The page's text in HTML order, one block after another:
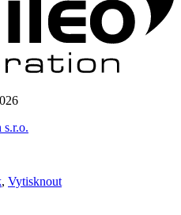
s.r.o.
, Vytisknout